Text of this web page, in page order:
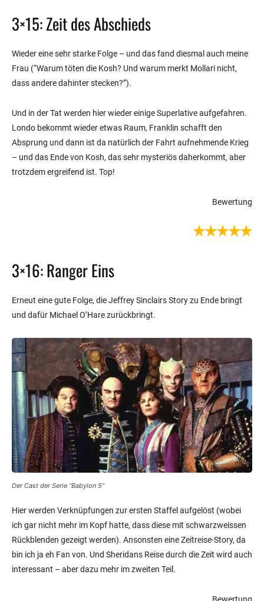
3×15: Zeit des Abschieds
Wieder eine sehr starke Folge – und das fand diesmal auch meine
Frau (“Warum töten die Kosh? Und warum merkt Mollari nicht,
dass andere dahinter stecken?”).
Und in der Tat werden hier wieder einige Superlative aufgefahren.
Londo bekommt wieder etwas Raum, Franklin schafft den
Absprung und dann ist da natürlich der Fahrt aufnehmende Krieg
– und das Ende von Kosh, das sehr mysteriös daherkommt, aber
trotzdem ergreifend ist. Top!
Bewertung
3×16: Ranger Eins
Erneut eine gute Folge, die Jeffrey Sinclairs Story zu Ende bringt
und dafür Michael O’Hare zurückbringt.
Der Cast der Serie “Babylon 5”
Hier werden Verknüpfungen zur ersten Staffel aufgelöst (wobei
ich gar nicht mehr im Kopf hatte, dass diese mit schwarzweissen
Rückblenden gezeigt werden). Ansonsten eine Zeitreise-Story, da
bin ich ja eh Fan von. Und Sheridans Reise durch die Zeit wird auch
interessant – aber dazu mehr im zweiten Teil.